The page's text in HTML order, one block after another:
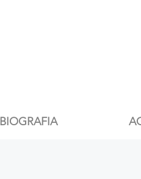
BIOGRAFIA